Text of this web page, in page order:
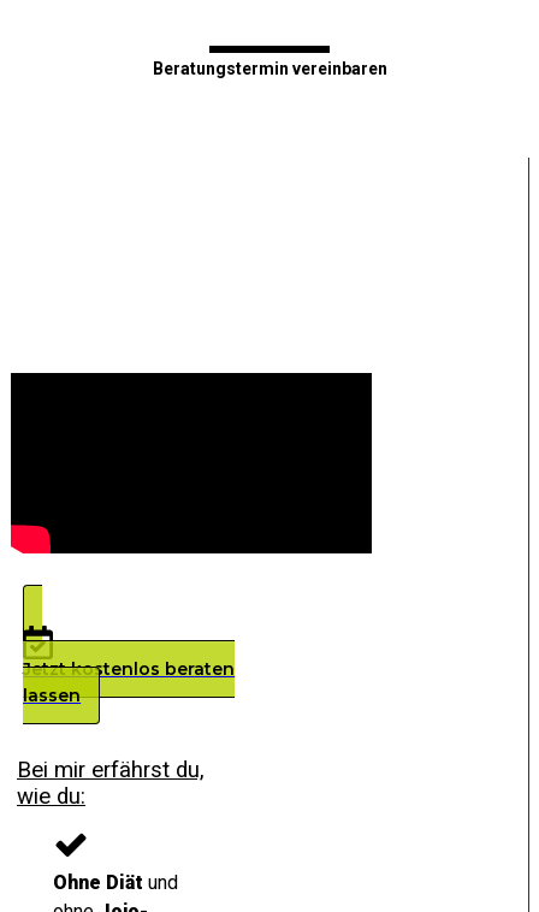
Beratungstermin vereinbaren
Jetzt kostenlos beraten
lassen
Bei mir erfährst du,
wie du:
Ohne Diät und